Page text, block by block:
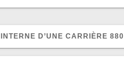
D’UNE CARRIÈRE 880